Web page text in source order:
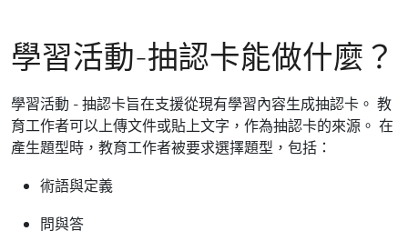
學習活動-抽認卡能做什麼？
學習活動 - 抽認卡旨在支援從現有學習內容生成抽認卡。 教
育工作者可以上傳文件或貼上文字，作為抽認卡的來源。 在
產生題型時，教育工作者被要求選擇題型，包括：
術語與定義
問與答